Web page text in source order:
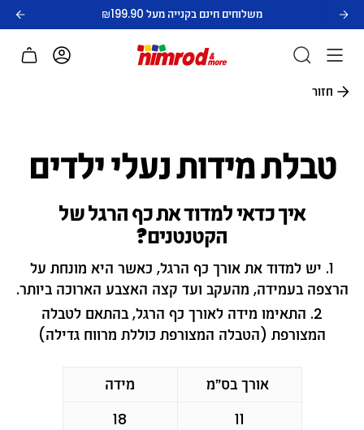
לתוכן
משלוחים חינם בקנייה מעל ₪199.90
חשבון
חזור
טבלת מידות נעלי ילדים
איך כדאי למדוד את כף הרגל של
הקטנטנים?
יש למדוד את אורך כף הרגל, כאשר היא מונחת על
הרצפה בעמידה, מהעקב ועד קצה האצבע הארוכה ביותר.
התאימו מידה לאורך כף הרגל, בהתאם לטבלה
המצורפת (הטבלה המצורפת כוללת מרווח גדילה)
אורך בס״מ
מידה
11
18